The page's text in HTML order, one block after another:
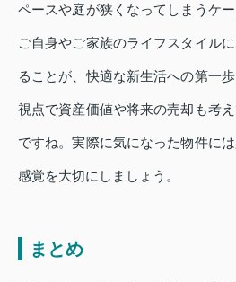
ペースや庭が狭くなってしまうケ
ご自身やご家族のライフスタイル
ることが、快適な新生活への第一
視点で資産価値や将来の売却も考
ですね。実際に気になった物件に
感覚を大切にしましょう。
まとめ